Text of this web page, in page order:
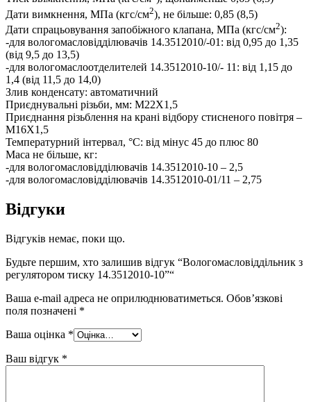
Дати вимкнення, МПа (кгс/см2), не більше: 0,85 (8,5)
Дати спрацьовування запобіжного клапана, МПа (кгс/см2):
-для вологомасловідділювачів 14.3512010/-01: від 0,95 до 1,35
(від 9,5 до 13,5)
-для вологомаслоотделителей 14.3512010-10/- 11: від 1,15 до
1,4 (від 11,5 до 14,0)
Злив конденсату: автоматичний
Приєднувальні різьби, мм: М22Х1,5
Приєднання різьблення на крані відбору стисненого повітря –
М16Х1,5
Температурний інтервал, °С: від мінус 45 до плюс 80
Маса не більше, кг:
-для вологомасловідділювачів 14.3512010-10 – 2,5
-для вологомасловідділювачів 14.3512010-01/11 – 2,75
Відгуки
Відгуків немає, поки що.
Будьте першим, хто залишив відгук “Вологомасловіддільник з
регулятором тиску 14.3512010-10”“
Ваша e-mail адреса не оприлюднюватиметься. Обов’язкові
поля позначені *
Ваша оцінка *
Ваш відгук *